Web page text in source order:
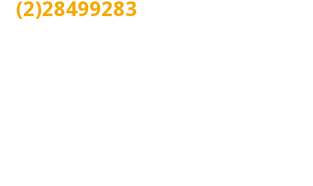
(2)28499283